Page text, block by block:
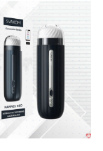
và co giãn linh
kích thích tối